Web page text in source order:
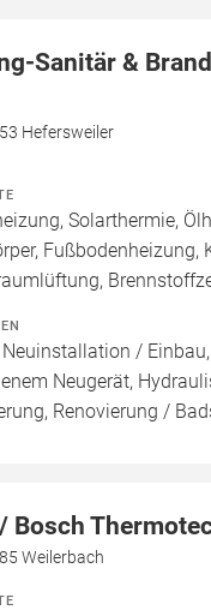
Sanitär &
Hefersweiler
Solarthermie,
Fußbodenheizung,
/
Neugerät,
Renovierung /
Bosch
Weilerbach